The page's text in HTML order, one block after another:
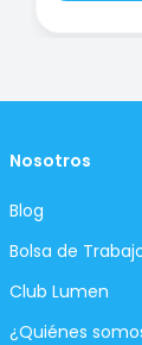
Nosotros
Blog
Bolsa de
Club Lumen
¿Quiénes